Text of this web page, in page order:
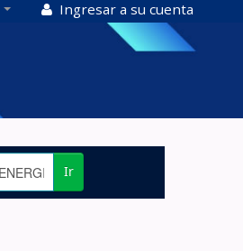
Ingresar a su cuenta
Ir